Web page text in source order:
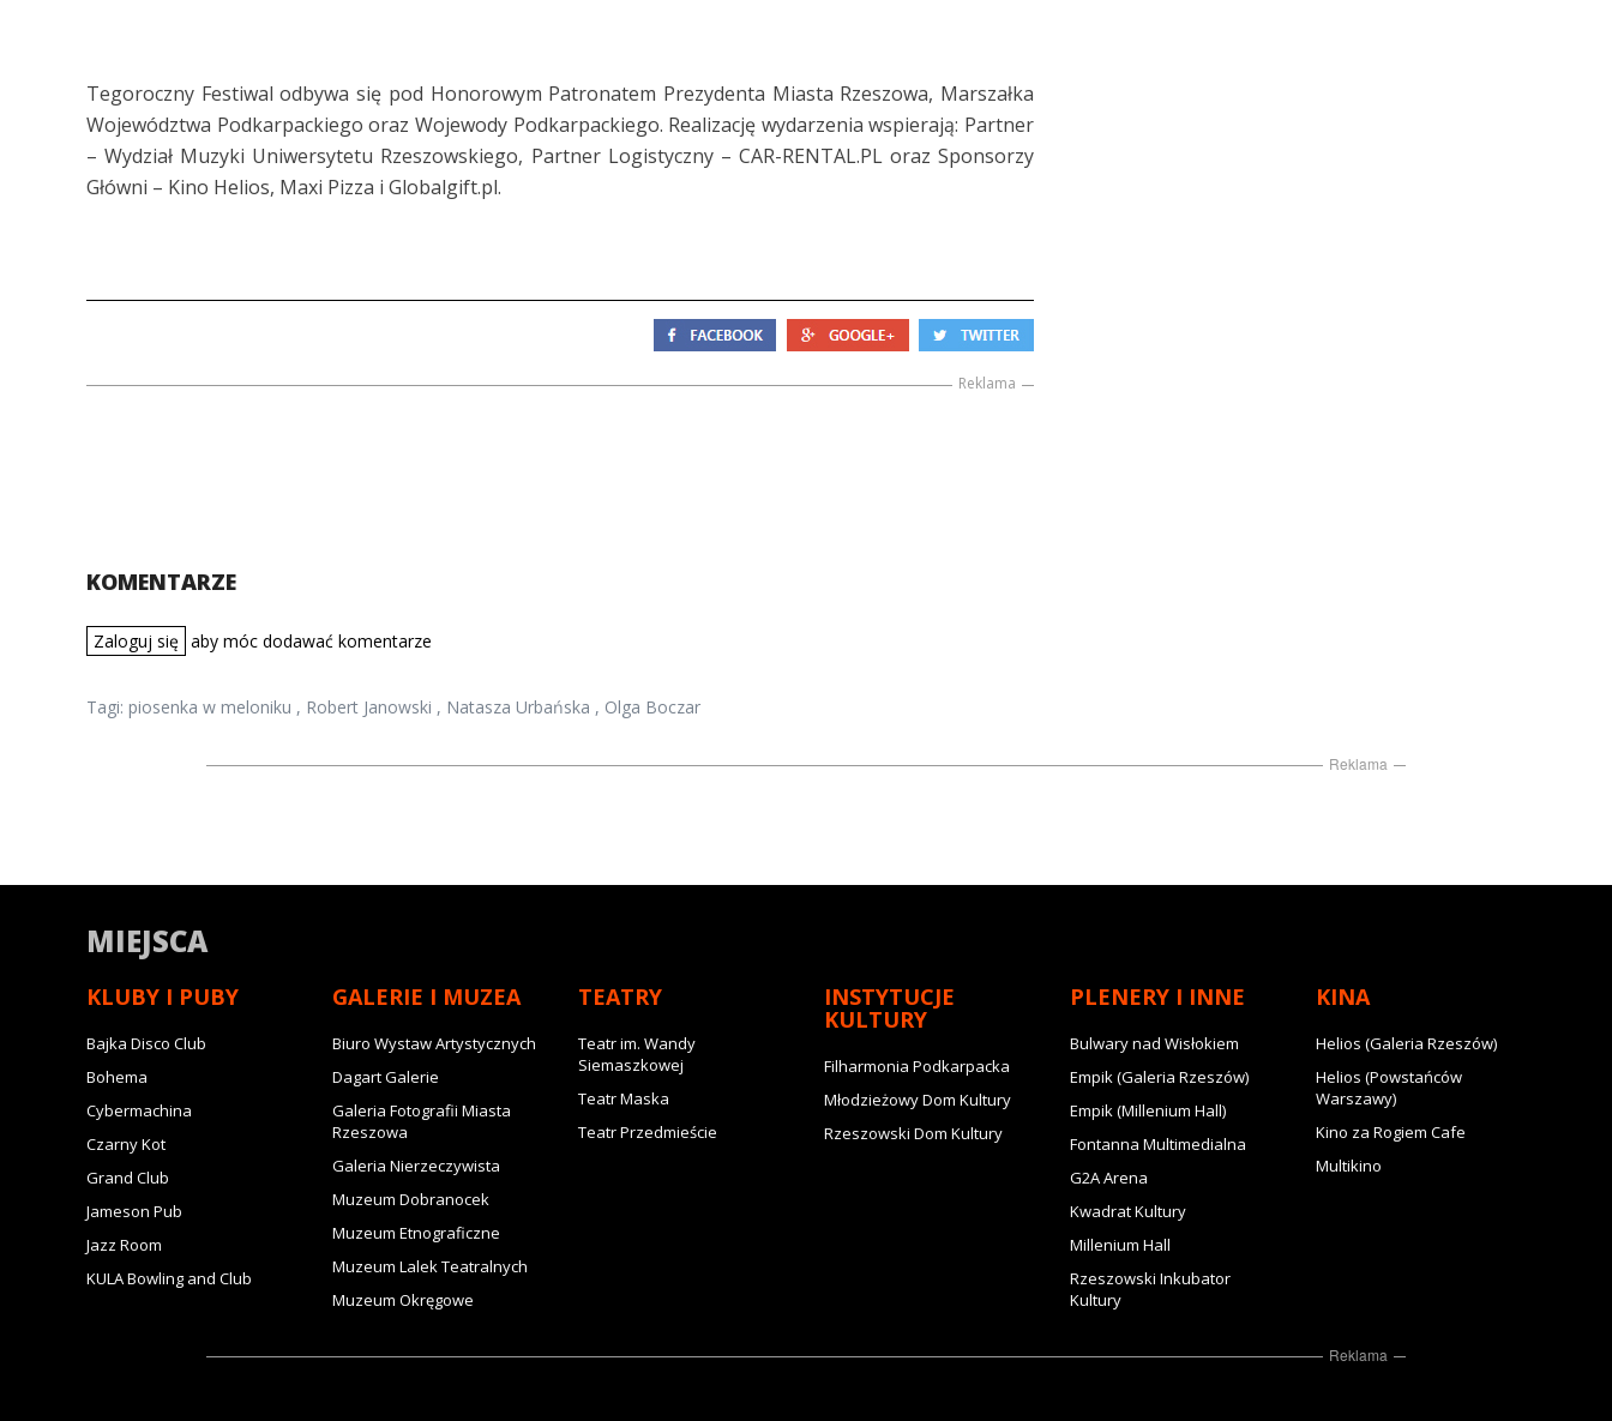
Tegoroczny Festiwal odbywa się pod Honorowym Patronatem Prezydenta Miasta Rzeszowa, Marszałka
Województwa Podkarpackiego oraz Wojewody Podkarpackiego. Realizację wydarzenia wspierają: Partner
– Wydział Muzyki Uniwersytetu Rzeszowskiego, Partner Logistyczny – CAR-RENTAL.PL oraz Sponsorzy
Główni – Kino Helios, Maxi Pizza i Globalgift.pl.
Reklama
KOMENTARZE
Zaloguj się aby móc dodawać komentarze
Tagi: piosenka w meloniku , Robert Janowski , Natasza Urbańska , Olga Boczar
Reklama
MIEJSCA
KLUBY I PUBY
Bajka Disco Club
Bohema
Cybermachina
Czarny Kot
Grand Club
Jameson Pub
Jazz Room
KULA Bowling and Club
GALERIE I MUZEA
Biuro Wystaw Artystycznych
Dagart Galerie
Galeria Fotografii Miasta
Rzeszowa
Galeria Nierzeczywista
Muzeum Dobranocek
Muzeum Etnograficzne
Muzeum Lalek Teatralnych
Muzeum Okręgowe
TEATRY
Teatr im. Wandy
Siemaszkowej
Teatr Maska
Teatr Przedmieście
INSTYTUCJE
KULTURY
Filharmonia Podkarpacka
Młodzieżowy Dom Kultury
Rzeszowski Dom Kultury
PLENERY I INNE
Bulwary nad Wisłokiem
Empik (Galeria Rzeszów)
Empik (Millenium Hall)
Fontanna Multimedialna
G2A Arena
Kwadrat Kultury
Millenium Hall
Rzeszowski Inkubator
Kultury
KINA
Helios (Galeria Rzeszów)
Helios (Powstańców
Warszawy)
Kino za Rogiem Cafe
Multikino
Reklama